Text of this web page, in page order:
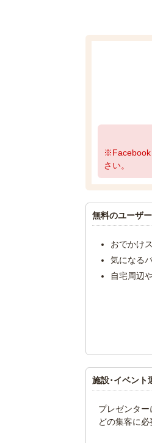
※Facebook
さい。
無料のユーザ
おでかけ
気になる
自宅周辺
施設･イベント
プレゼンタ
どの集客に必